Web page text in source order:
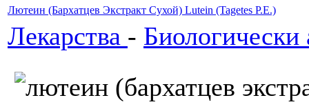
Лютеин (Бархатцев Экстракт Сухой) Lutein (Tagetes P.E.)
Лекарства - Биологически